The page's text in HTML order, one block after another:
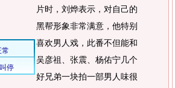
片时，刘烨表示，对自己的
黑帮形象非常满意，他特别
喜欢男人戏，此番不但能和
吴彦祖、张震、杨佑宁几个
好兄弟一块拍一部男人味很